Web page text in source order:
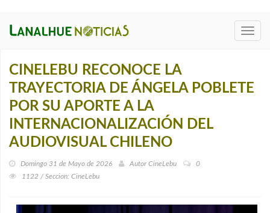
CINELEBU RECONOCE LA
TRAYECTORIA DE ÁNGELA POBLETE
POR SU APORTE A LA
INTERNACIONALIZACIÓN DEL
AUDIOVISUAL CHILENO
Domingo 31 de Mayo de 2026 Autor CineLebu
0
1122 / Seccion: CineLebu